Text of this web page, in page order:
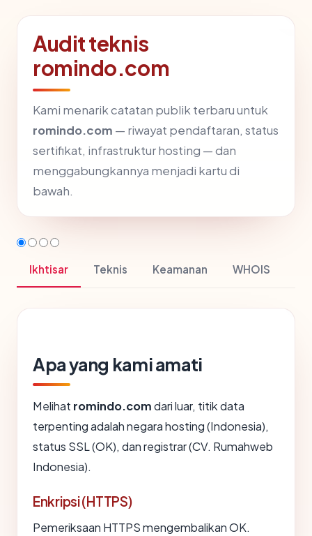
Audit teknis
romindo.com
Kami menarik catatan publik terbaru untuk
romindo.com — riwayat pendaftaran, status
sertifikat, infrastruktur hosting — dan
menggabungkannya menjadi kartu di
bawah.
Ikhtisar Teknis Keamanan WHOIS
Apa yang kami amati
Melihat romindo.comdari luar, titik data
terpenting adalah negara hosting (Indonesia),
status SSL (OK), dan registrar (CV. Rumahweb
Indonesia).
Enkripsi (HTTPS)
Pemeriksaan HTTPS mengembalikan OK.